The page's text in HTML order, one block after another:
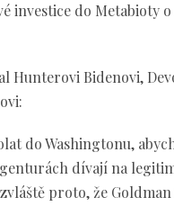
investice do Metabioty
Hunterovi Bidenovi,
do Washingtonu,
dívají na
proto, že